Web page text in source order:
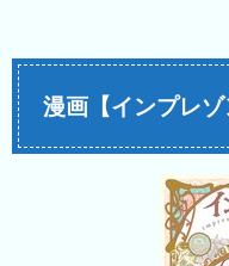
漫画【インプレ